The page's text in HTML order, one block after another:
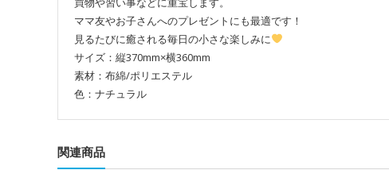
ママ友やお子さんへのプレゼントにも最適です！
見るたびに癒される毎日の小さな楽しみに
サイズ：縦370mm×横360mm
素材：布綿/ポリエステル
色：ナチュラル
関連商品